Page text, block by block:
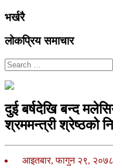
भर्खरै
लोकप्रिय समाचार
दुई बर्षदेखि बन्द
श्रममन्त्री श्रेष्ठको
आइतबार, फागुन २९, २०७८